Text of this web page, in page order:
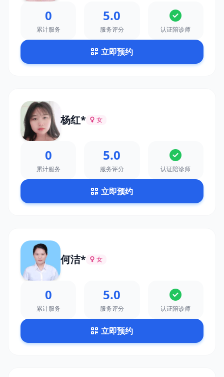
0
累计服务
5.0
服务评分 认证陪诊师
立即预约
杨红* 女
0
累计服务
5.0
服务评分 认证陪诊师
立即预约
何洁* 女
0
累计服务
5.0
服务评分 认证陪诊师
立即预约